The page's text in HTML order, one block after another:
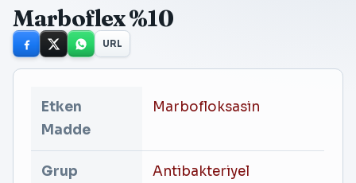
Marboflex %10
URL
Etken
Madde
Marbofloksasin
Grup Antibakteriyel